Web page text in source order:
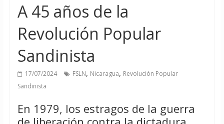
A 45 años de la
Revolución Popular
Sandinista
17/07/2024 FSLN, Nicaragua, Revolución Popular
Sandinista
En 1979, los estragos de la guerra